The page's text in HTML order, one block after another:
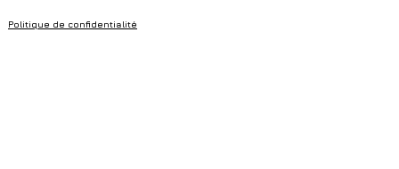
Politique de confidentialité